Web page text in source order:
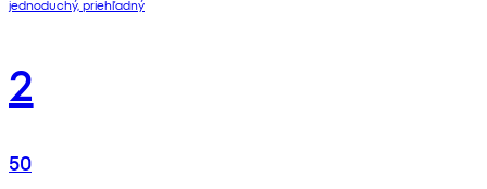
jednoduchý, priehľadný
2
50